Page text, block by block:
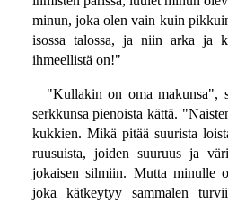
minun, joka olen vain kuin
isossa talossa, ja niin arka ja
ihmeellistä on!"
"Kullakin on oma makunsa",
serkkunsa pienoista kättä.
kukkien. Mikä pitää suurista
ruusuista, joiden suuruus ja
jokaisen silmiin. Mutta minulle
joka kätkeytyy sammalen